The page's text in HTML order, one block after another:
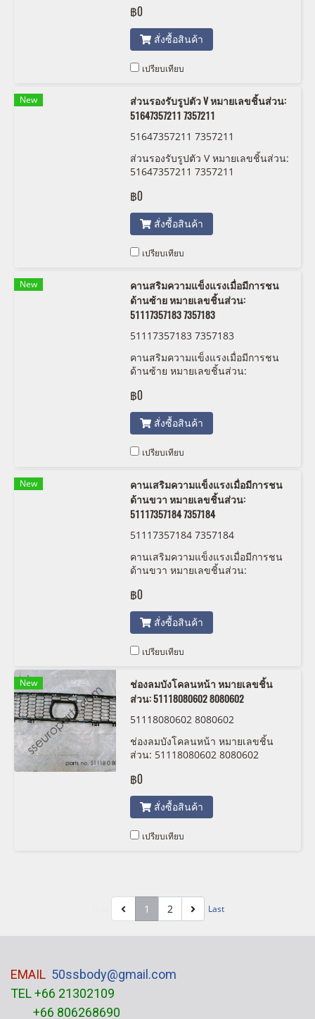
฿0
สั่งซื้อสินค้า
เปรียบเทียบ
New
ส่วนรองรับรูปตัว V หมายเลขชิ้นส่วน:
51647357211 7357211
51647357211 7357211
ส่วนรองรับรูปตัว V หมายเลขชิ้นส่วน:
51647357211 7357211
฿0
สั่งซื้อสินค้า
เปรียบเทียบ
New
คานสริมความแข็งแรงเมื่อมีการชน
ด้านซ้าย หมายเลขชิ้นส่วน:
51117357183 7357183
51117357183 7357183
คานสริมความแข็งแรงเมื่อมีการชน
ด้านซ้าย หมายเลขชิ้นส่วน:
฿0
สั่งซื้อสินค้า
เปรียบเทียบ
New
คานเสริมความแข็งแรงเมื่อมีการชน
ด้านขวา หมายเลขชิ้นส่วน:
51117357184 7357184
51117357184 7357184
คานเสริมความแข็งแรงเมื่อมีการชน
ด้านขวา หมายเลขชิ้นส่วน:
฿0
สั่งซื้อสินค้า
เปรียบเทียบ
New
ช่องลมบังโคลนหน้า หมายเลขชิ้น
ส่วน: 51118080602 8080602
51118080602 8080602
ช่องลมบังโคลนหน้า หมายเลขชิ้น
ส่วน: 51118080602 8080602
฿0
สั่งซื้อสินค้า
เปรียบเทียบ
1 2 Last
EMAIL 50ssbody@gmail.com
TEL +66 21302109
+66 806268690